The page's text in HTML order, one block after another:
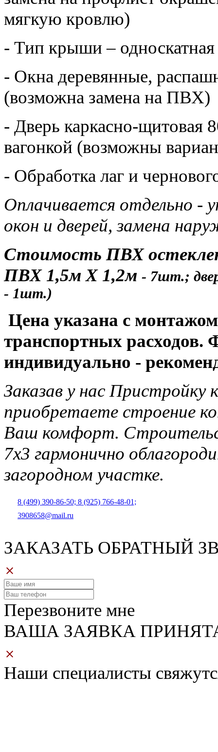
мягкую кровлю)
- Тип крыши – односкатная
- Окна деревянные,
(возможна замена на ПВХ)
- Дверь каркасно-щитовая
вагонкой (возможны
- Обработка лаг и
Оплачивается отдельно -
окон и дверей, замена
Стоимость ПВХ
ПВХ 1,5м Х 1,2м - 7шт.;
- 1шт.)
Цена указана с
транспортных расходов.
индивидуально -
Заказав у нас Пристройку
приобретаете строение
Ваш комфорт.
7х3 гармонично
загородном участке.
8 (499) 390-86-50; 8 (925) 766-48-01;
3908658@mail.ru
ЗАКАЗАТЬ ОБРАТНЫЙ
Перезвоните мне
ВАША ЗАЯВКА
Наши специалисты